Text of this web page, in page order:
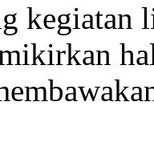
kegiatan